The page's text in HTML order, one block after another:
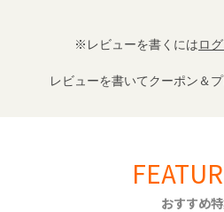
※レビューを書くにはロ
レビューを書いてクーポン＆
おすすめ